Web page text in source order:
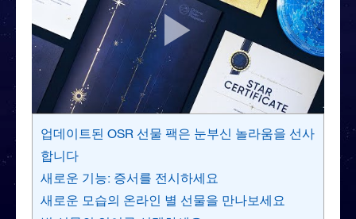
업데이트된 OSR 선물 팩은 눈부신 놀라움을 선사
합니다
새로운 기능: 증서를 전시하세요
새로운 모습의 온라인 별 선물을 만나보세요